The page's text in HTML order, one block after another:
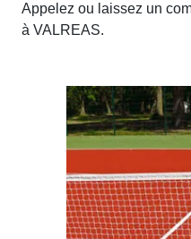
Appelez ou laissez un
à VALREAS.